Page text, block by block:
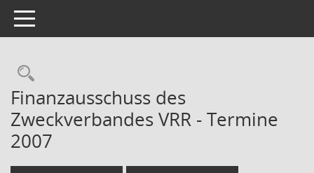
Toggle navigation
Rechercheauswahl
Finanzausschuss des
Zweckverbandes VRR - Termine
2007